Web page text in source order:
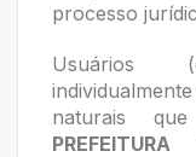
processo
Usuários
naturais